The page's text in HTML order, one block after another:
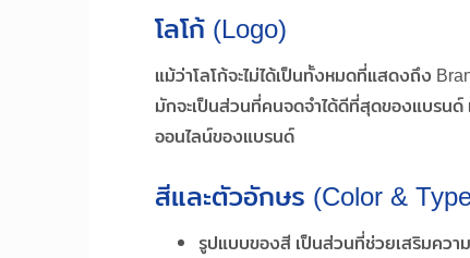
โลโก้ (Logo)
แม้ว่าโลโก้จะไม่ได้เป็นทั้งหมดที่แสดงถึง
มักจะเป็นส่วนที่คนจดจำได้ดีที่สุดของแบรน
ออนไลน์ของแบรนด์
สีและตัวอักษร (Color &
รูปแบบของสี เป็นส่วนที่ช่วยเสริมคว